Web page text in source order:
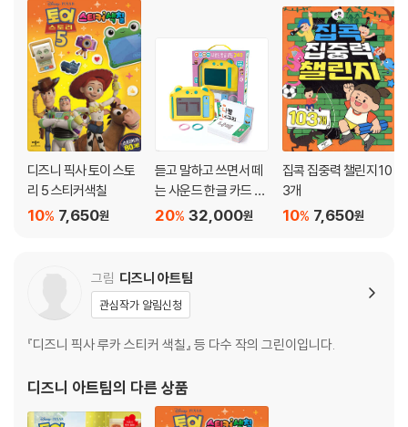
디즈니 픽사 토이 스토
리 5 스티커색칠
7,650원
10%
듣고 말하고 쓰면서 떼
는 사운드 한글 카드 2
40
32,000원
20%
집콕 집중력 챌린지 10
3개
7,650원
10%
그림 디즈니 아트팀
관심작가 알림신청
『디즈니 픽사 루카 스티커 색칠』 등 다수 작의 그린이입니다.
디즈니 아트팀의 다른 상품